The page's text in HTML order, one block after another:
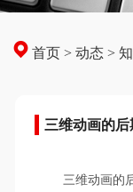
首页 >动态 >
三维动画的
三维动画的